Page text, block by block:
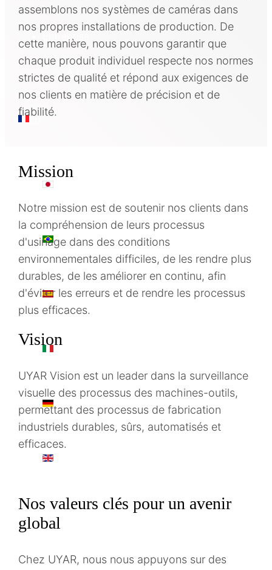
Entreprise
À propos de nous
FR
日本語
PT
ES
IT
DE
EN
assemblons nos systèmes de caméras dans
nos propres installations de production. De
cette manière, nous pouvons garantir que
chaque produit individuel respecte nos normes
strictes de qualité et répond aux exigences de
nos clients en matière de précision et de
fiabilité.
Mission
Notre mission est de soutenir nos clients dans
la compréhension de leurs processus
d'usinage dans des conditions
environnementales difficiles, de les rendre plus
durables, de les améliorer en continu, afin
d'éviter les erreurs et de rendre les processus
plus efficaces.
Vision
UYAR Vision est un leader dans la surveillance
visuelle des processus des machines-outils,
permettant des processus de fabrication
industriels durables, sûrs, automatisés et
efficaces.
Nos valeurs clés pour un avenir
global
Chez UYAR, nous nous appuyons sur des